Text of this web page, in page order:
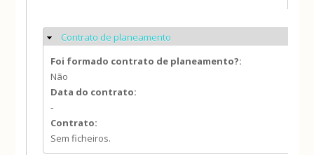
Ocultar
Contrato de planeamento
Foi formado contrato de planeamento?:
Não
Data do contrato:
-
Contrato:
Sem ficheiros.